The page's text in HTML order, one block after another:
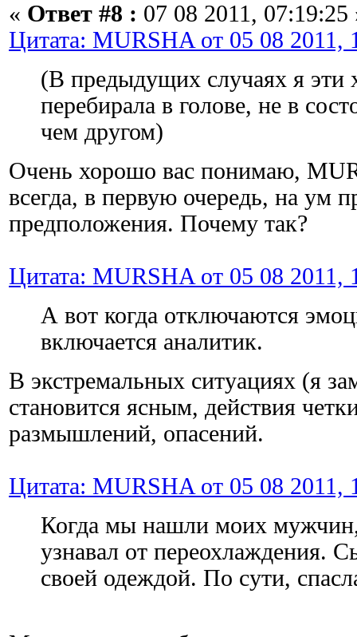
« Ответ #8 : 07 08 2011, 07:19:25
Цитата: MURSHA от 05 08 2011,
(В предыдущих случаях я эти
перебирала в голове, не в
чем другом)
Очень хорошо вас понимаю,
всегда, в первую очередь, на ум
предположения. Почему так?
Цитата: MURSHA от 05 08 2011,
А вот когда отключаются
включается аналитик.
В экстремальных ситуациях (я
становится ясным, действия
размышлений, опасений.
Цитата: MURSHA от 05 08 2011,
Когда мы нашли моих
узнавал от переохлаждения.
своей одеждой. По сути,